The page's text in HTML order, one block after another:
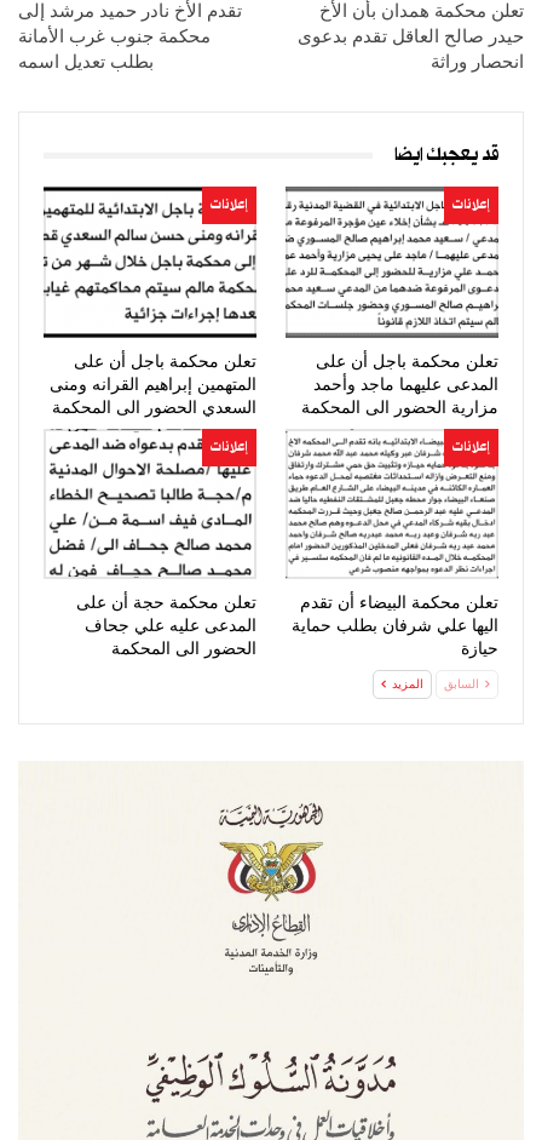
تعلن محكمة همدان بأن الأخ
حيدر صالح العاقل تقدم بدعوى
انحصار وراثة
تقدم الأخ نادر حميد مرشد إلى
محكمة جنوب غرب الأمانة
بطلب تعديل اسمه
قد يعجبك ايضا
إعلانات
تعلن محكمة باجل أن على
المدعى عليهما ماجد وأحمد
مزارية الحضور الى المحكمة
إعلانات
تعلن محكمة باجل أن على
المتهمين إبراهيم القرانه ومنى
السعدي الحضور الى المحكمة
إعلانات
تعلن محكمة البيضاء أن تقدم
اليها علي شرفان بطلب حماية
حيازة
إعلانات
تعلن محكمة حجة أن على
المدعى عليه علي جحاف
الحضور الى المحكمة
السابق المزيد